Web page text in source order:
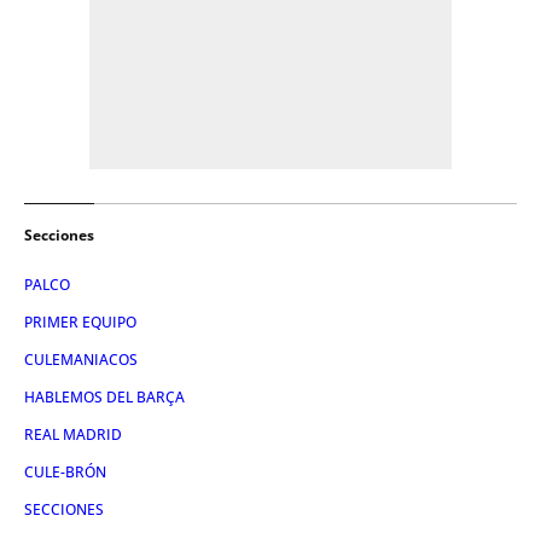
Secciones
PALCO
PRIMER EQUIPO
CULEMANIACOS
HABLEMOS DEL BARÇA
REAL MADRID
CULE-BRÓN
SECCIONES